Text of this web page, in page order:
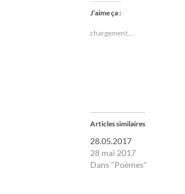
J’aime ça :
chargement…
Articles similaires
28.05.2017
28 mai 2017
Dans "Poèmes"